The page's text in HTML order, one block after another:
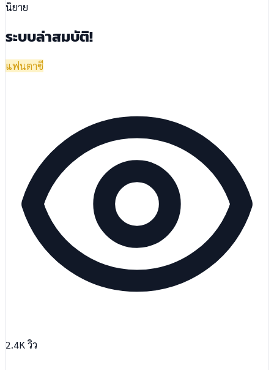
นิยาย
ระบบล่าสมบัติ!
แฟนตาซี
2.4K วิว